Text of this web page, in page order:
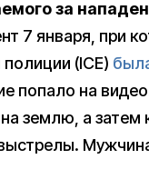
за
7 января, при
(ICE)
попало на
землю, а